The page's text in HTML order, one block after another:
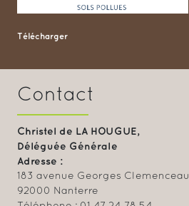
Télécharger
Contact
Christel de LA HOUGUE,
Déléguée Générale
Adresse :
183 avenue Georges Clemenceau
92000 Nanterre